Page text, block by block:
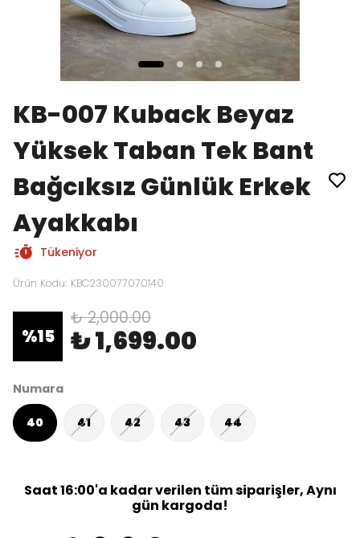
KB-007 Kuback Beyaz
Yüksek Taban Tek Bant
Bağcıksız Günlük Erkek
Ayakkabı
Tükeniyor
Ürün Kodu: KBC230077070140
%15
₺ 2,000.00
₺ 1,699.00
Numara
40 41 42 43 44
Saat 16:00'a kadar verilen tüm siparişler, Aynı
gün kargoda!